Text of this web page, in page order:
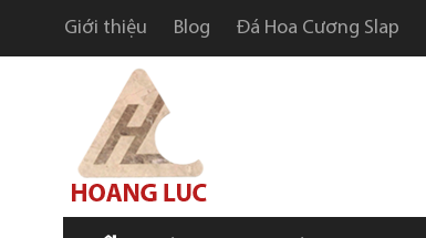
Giới thiệu Blog Đá Hoa Cương Slap